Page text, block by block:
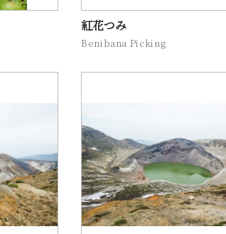
紅花つみ
Benibana Picking